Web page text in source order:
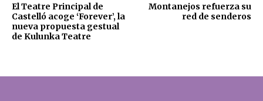
El Teatre Principal de
Castelló acoge ‘Forever’, la
nueva propuesta gestual
de Kulunka Teatre
Montanejos refuerza su
red de senderos